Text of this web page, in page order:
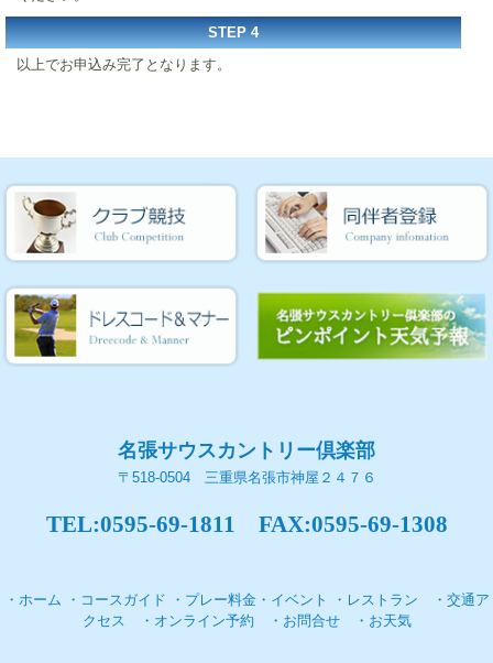
STEP 4
以上でお申込み完了となります。
名張サウスカントリー倶楽部
〒518-0504 三重県名張市神屋２４７６
TEL:0595-69-1811 FAX:0595-69-1308
・ホーム ・コースガイド ・プレー料金・イベント ・レストラン
・交通ア
クセス
・オンライン予約 ・お問合せ ・お天気